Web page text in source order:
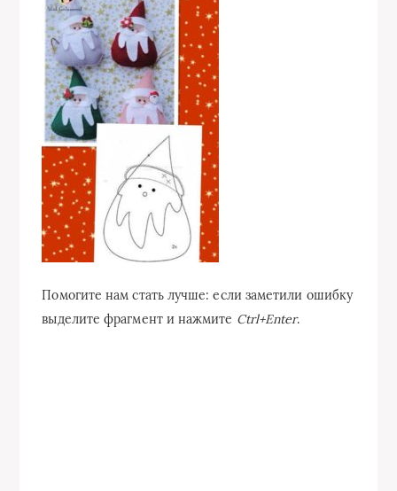
Помогите нам стать лучше: если заметили ошибку
выделите фрагмент и нажмите Ctrl+Enter.